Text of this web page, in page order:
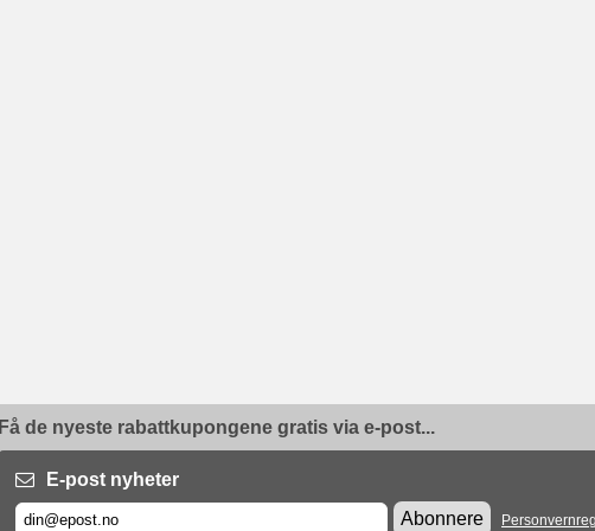
Få de nyeste rabattkupongene gratis via e-post...
E-post nyheter
Abonnere